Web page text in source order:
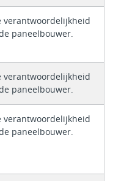
verantwoordelijkheid
paneelbouwer.
verantwoordelijkheid
paneelbouwer.
verantwoordelijkheid
paneelbouwer.